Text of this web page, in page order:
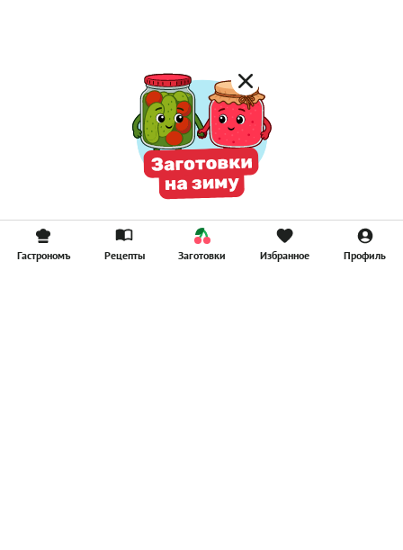
Гастрономъ Рецепты Заготовки Избранное Профиль